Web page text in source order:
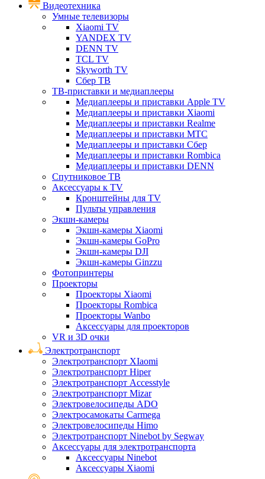
Видеотехника
Умные телевизоры
Xiaomi TV
YANDEX TV
DENN TV
TCL TV
Skyworth TV
Сбер ТВ
ТВ-приставки и медиаплееры
Медиаплееры и приставки Apple TV
Медиаплееры и приставки Xiaomi
Медиаплееры и приставки Realme
Медиаплееры и приставки МТС
Медиаплееры и приставки Сбер
Медиаплееры и приставки Rombica
Медиаплееры и приставки DENN
Спутниковое ТВ
Аксессуары к TV
Кронштейны для TV
Пульты управления
Экшн-камеры
Экшн-камеры Xiaomi
Экшн-камеры GoPro
Экшн-камеры DJI
Экшн-камеры Ginzzu
Фотопринтеры
Проекторы
Проекторы Xiaomi
Проекторы Rombica
Проекторы Wanbo
Аксессуары для проекторов
VR и 3D очки
Электротранспорт
Электротранспорт XIaomi
Электротранспорт Hiper
Электротранспорт Accesstyle
Электротранспорт Mizar
Электровелосипеды ADO
Электросамокаты Carmega
Электровелосипеды Himo
Электротранспорт Ninebot by Segway
Аксессуары для электротранспорта
Аксессуары Ninebot
Аксессуары Xiaomi